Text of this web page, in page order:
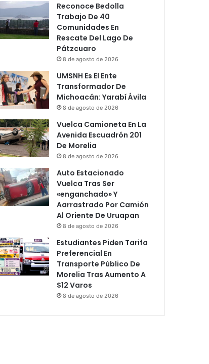
Reconoce Bedolla
Trabajo De 40
Comunidades En
Rescate Del Lago De
Pátzcuaro
8 de agosto de 2026
UMSNH Es El Ente
Transformador De
Michoacán: Yarabí Ávila
8 de agosto de 2026
Vuelca Camioneta En La
Avenida Escuadrón 201
De Morelia
8 de agosto de 2026
Auto Estacionado
Vuelca Tras Ser
«enganchado» Y
Aarrastrado Por Camión
Al Oriente De Uruapan
8 de agosto de 2026
Estudiantes Piden Tarifa
Preferencial En
Transporte Público De
Morelia Tras Aumento A
$12 Varos
8 de agosto de 2026